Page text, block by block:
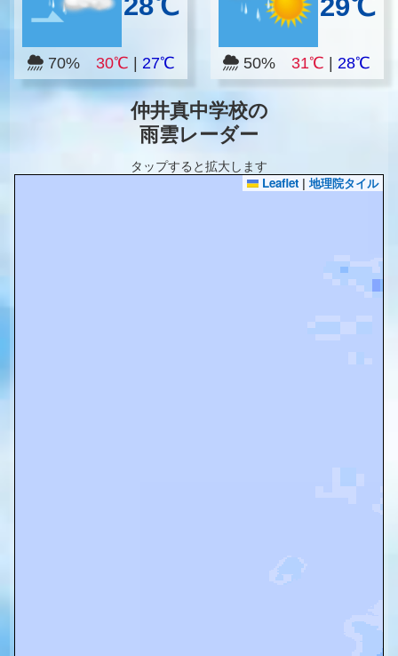
70% 30℃ 27℃
29℃
50% 31℃ |28℃
仲井真中学校の
雨雲レーダー
タップすると拡大します
Leaflet | 地理院タイル